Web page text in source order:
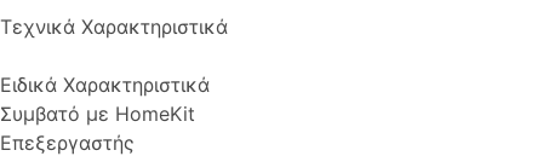
Τεχνικά Χαρακτηριστικά
Ειδικά Χαρακτηριστικά
Συμβατό με HomeKit
Επεξεργαστής